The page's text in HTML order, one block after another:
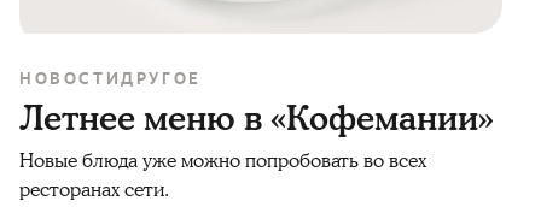
НОВОСТИДРУГОЕ
Летнее меню в «Кофемании»
Новые блюда уже можно попробовать во всех
ресторанах сети.